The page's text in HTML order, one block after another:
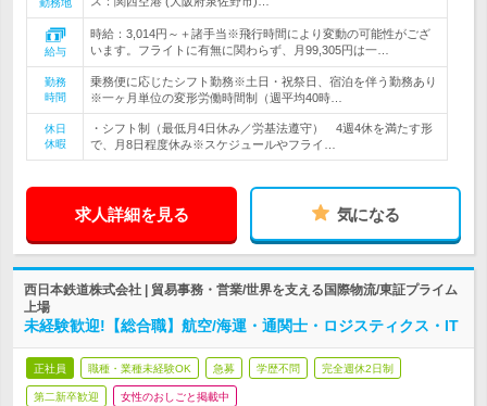
勤務地
給与
時給：3,014円～＋諸手当※飛行時間により変動の可能性がござ
います。フライトに有無に関わらず、月99,305円は一…
勤務
時間
乗務便に応じたシフト勤務※土日・祝祭日、宿泊を伴う勤務あり
※一ヶ月単位の変形労働時間制（週平均40時…
休日
休暇
・シフト制（最低月4日休み／労基法遵守） 4週4休を満たす形
で、月8日程度休み※スケジュールやフライ…
求人詳細を見る 気になる
西日本鉄道株式会社 | 貿易事務・営業/世界を支える国際物流/東証プライム
上場
未経験歓迎!【総合職】航空/海運・通関士・ロジスティクス・IT
正社員 職種・業種未経験OK 急募 学歴不問 完全週休2日制
第二新卒歓迎 女性のおしごと掲載中